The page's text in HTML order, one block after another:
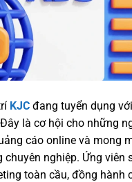
KJC đang tuyển dụng
là cơ hội cho những
cáo online và mong
nghiệp. Ứng viên
toàn cầu, đồng hành